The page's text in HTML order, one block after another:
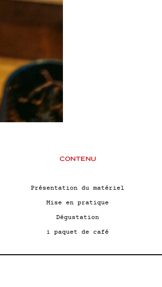
CONTENU
Présentation du matériel
Mise en pratique
Dégustation
1 paquet de café